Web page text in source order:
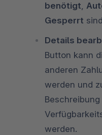
benötigt,
Gesperrt
Details
Button kann
anderen
werden und
werden.